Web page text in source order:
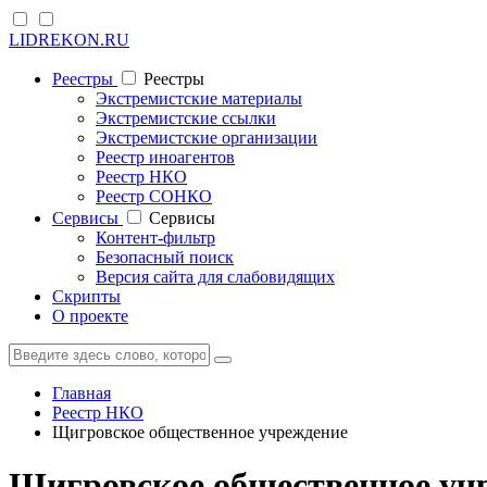
LIDREKON.RU
Реестры
Реестры
Экстремистские материалы
Экстремистские ссылки
Экстремистские организации
Реестр иноагентов
Реестр НКО
Реестр СОНКО
Cервисы
Cервисы
Контент-фильтр
Безопасный поиск
Версия сайта для слабовидящих
Скрипты
О проекте
Главная
Реестр НКО
Щигровское общественное учреждение